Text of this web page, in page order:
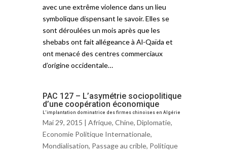
avec une extrême violence dans un lieu
symbolique dispensant le savoir. Elles se
sont déroulées un mois après que les
shebabs ont fait allégeance à Al-Qaïda et
ont menacé des centres commerciaux
d’origine occidentale…
PAC 127 – L’asymétrie sociopolitique
d’une coopération économique
L’implantation dominatrice des firmes chinoises en Algérie
Mai 29, 2015 | Afrique, Chine, Diplomatie,
Economie Politique Internationale,
Mondialisation, Passage au crible, Politique